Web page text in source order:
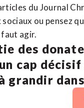
du Journal
sociaux ou pensez
faut agir.
des
cap
grandir